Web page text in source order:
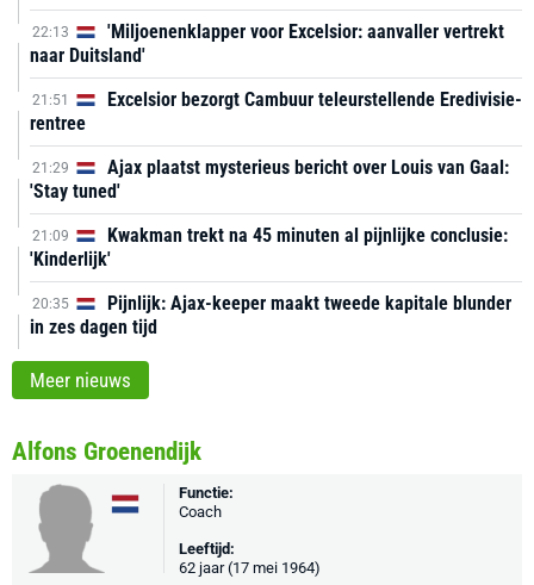
22:13
'Miljoenenklapper voor Excelsior: aanvaller vertrekt
naar Duitsland'
21:51
Excelsior bezorgt Cambuur teleurstellende Eredivisie-
rentree
21:29
Ajax plaatst mysterieus bericht over Louis van Gaal:
'Stay tuned'
21:09
Kwakman trekt na 45 minuten al pijnlijke conclusie:
'Kinderlijk'
20:35
Pijnlijk: Ajax-keeper maakt tweede kapitale blunder
in zes dagen tijd
Meer nieuws
Alfons Groenendijk
Functie:
Coach
Leeftijd:
62 jaar (17 mei 1964)